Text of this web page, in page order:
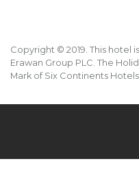
Copyright © 2019. This hotel
Erawan Group PLC. The
Mark of Six Continents